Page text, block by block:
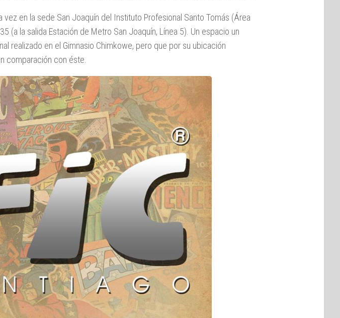
en la sede San Joaquín del Instituto Profesional Santo Tomás (Área
(a la salida Estación de Metro San Joaquín, Línea 5). Un espacio un
realizado en el Gimnasio Chimkowe, pero que por su ubicación
comparación con éste.